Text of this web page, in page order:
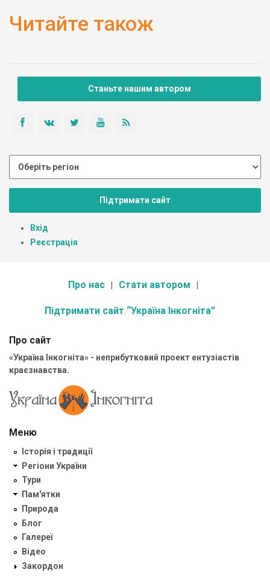
Читайте також
Станьте нашим автором
Підтримати сайт
Вхід
Реєстрація
Про нас Стати автором
Підтримати сайт “Україна Інкогніта”
Про сайт
«Україна Інкогніта» - неприбутковий проект ентузіастів
краєзнавства.
Меню
Історія і традиції
Регіони України
Тури
Пам'ятки
Природа
Блог
Галереї
Відео
Закордон